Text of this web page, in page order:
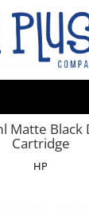
Matte Black
Cartridge
HP